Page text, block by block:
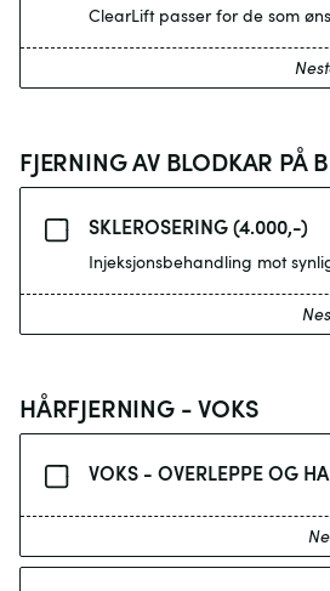
ClearLift passer for de som
FJERNING AV BLODKAR PÅ
SKLEROSERING (4.000,-)
Injeksjonsbehandling mot
HÅRFJERNING - VOKS
VOKS - OVERLEPPE OG